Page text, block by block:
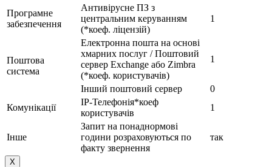
Програмне
забезпечення
Антивірусне ПЗ з
центральним керуванням
(*коеф. ліцензій)
1
Поштова
система
Електронна пошта на основі
хмарних послуг / Поштовий
сервер Exchange або Zimbra
(*коеф. користувачів)
1
Інший поштовий сервер
0
Комунікації
IP-Телефонія*коеф
користувачів
1
Інше
Запит на понаднормові
години розраховуються по
факту звернення
так
X